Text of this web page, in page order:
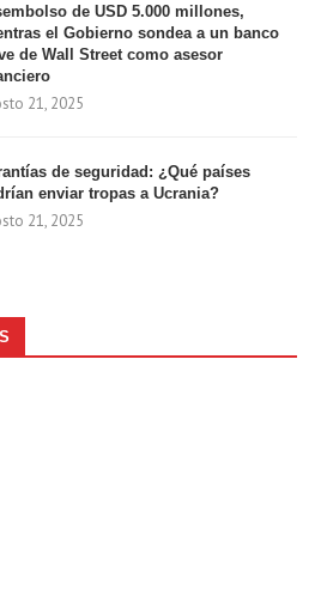
de USD 5.000 millones,
el Gobierno sondea a un banco
de Wall Street como asesor
21, 2025
de seguridad: ¿Qué países
enviar tropas a Ucrania?
21, 2025